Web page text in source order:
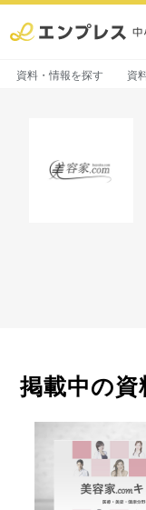
資料・情報を探す 資
掲載中の資